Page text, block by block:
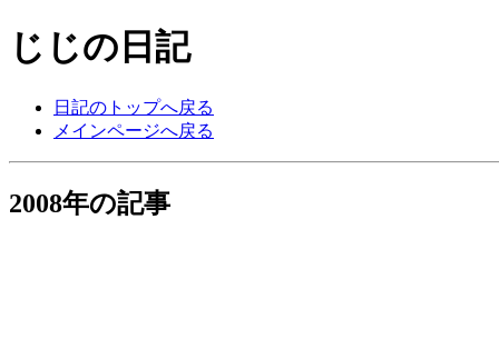
じじの日記
日記のトップへ戻る
メインページへ戻る
2008年の記事